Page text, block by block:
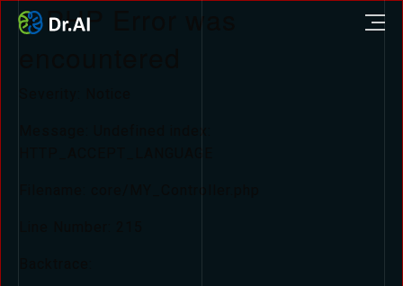
A PHP Error was